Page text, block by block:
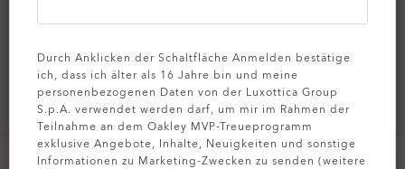
Durch Anklicken der Schaltfläche Anmelden bestätige
ich, dass ich älter als 16 Jahre bin und meine
personenbezogenen Daten von der Luxottica Group
S.p.A. verwendet werden darf, um mir im Rahmen der
Teilnahme an dem Oakley MVP-Treueprogramm
exklusive Angebote, Inhalte, Neuigkeiten und sonstige
Informationen zu Marketing-Zwecken zu senden (weitere